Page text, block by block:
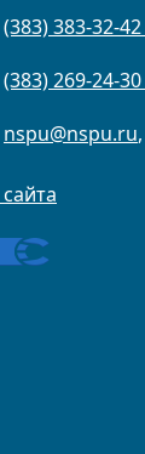
(383) 383-32-
(383) 269-24-
nspu@nspu.ru,